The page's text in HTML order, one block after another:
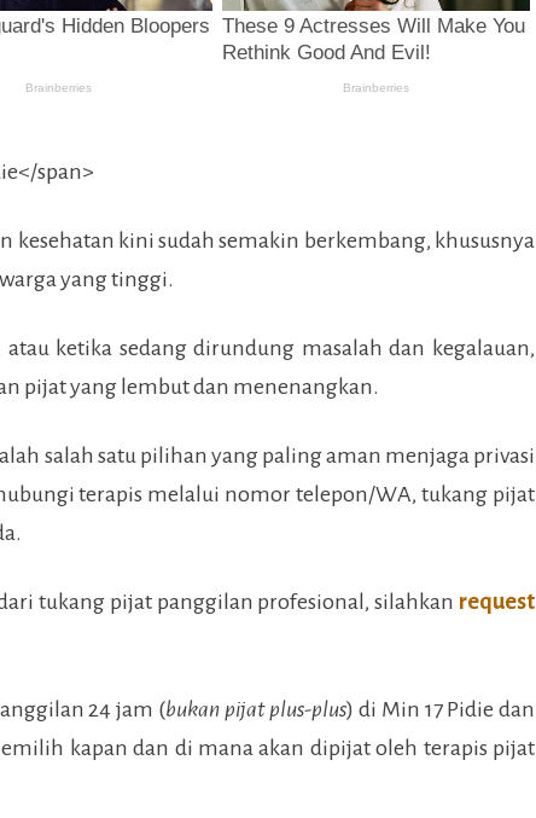
kesehatan kini sudah semakin berkembang, khususnya
yang tinggi.
ketika sedang dirundung masalah dan kegalauan,
pijat yang lembut dan menenangkan.
salah satu pilihan yang paling aman menjaga privasi
terapis melalui nomor telepon/WA, tukang pijat
tukang pijat panggilan profesional, silahkan request
24 jam (bukan pijat plus-plus) di Min 17 Pidie dan
kapan dan di mana akan dipijat oleh terapis pijat